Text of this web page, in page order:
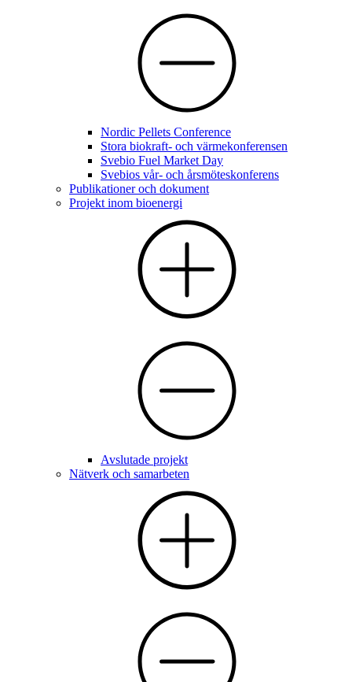
Nordic Pellets Conference
Stora biokraft- och värmekonferensen
Svebio Fuel Market Day
Svebios vår- och årsmöteskonferens
Publikationer och dokument
Projekt inom bioenergi
Avslutade projekt
Nätverk och samarbeten